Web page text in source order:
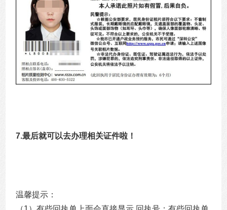
7.最后就可以去办理相关证件啦！
温馨提示：